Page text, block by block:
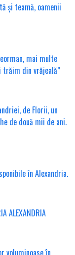
și teamă, oamenii
mai multe
din vrăjeală”
de Florii, un
de două mii de ani.
în Alexandria.
ALEXANDRIA
voluminoase în